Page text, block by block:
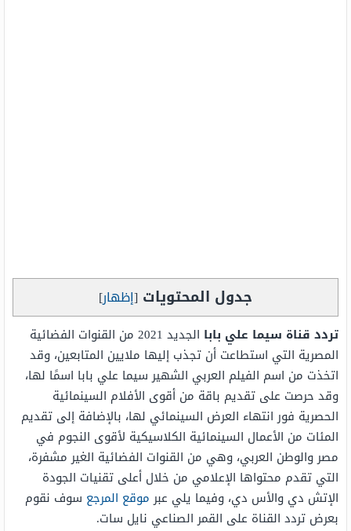
جدول المحتويات [إظهار]
تردد قناة سيما علي بابا
الجديد 2021 من القنوات الفضائية
المصرية التي استطاعت أن تجذب إليها ملايين المتابعين، وقد
اتخذت من اسم الفيلم العربي الشهير سيما علي بابا اسمًا لها،
وقد حرصت على تقديم باقة من أقوى الأفلام السينمائية
الحصرية فور انتهاء العرض السينمائي لها، بالإضافة إلى تقديم
المئات من الأعمال السينمائية الكلاسيكية لأقوى النجوم في
مصر والوطن العربي، وهي من القنوات الفضائية الغير مشفرة،
التي تقدم محتواها الإعلامي من خلال أعلى تقنيات الجودة
الإتش دي والأس دي، وفيما يلي عبرموقع المرجع سوف نقوم
بعرض تردد القناة على القمر الصناعي نايل سات.